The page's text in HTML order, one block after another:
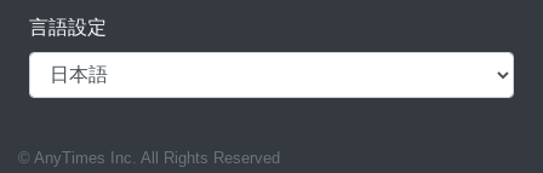
言語設定
© AnyTimes Inc. All Rights Reserved